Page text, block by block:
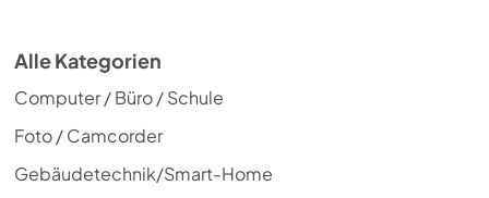
Alle Kategorien
Computer / Büro / Schule
Foto / Camcorder
Gebäudetechnik/Smart-Home